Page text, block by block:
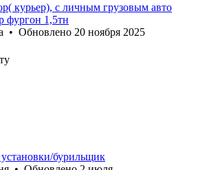
курьер), с личным грузовым авто
фургон 1,5тн
• Обновлено 20 ноября 2025
бурильщик